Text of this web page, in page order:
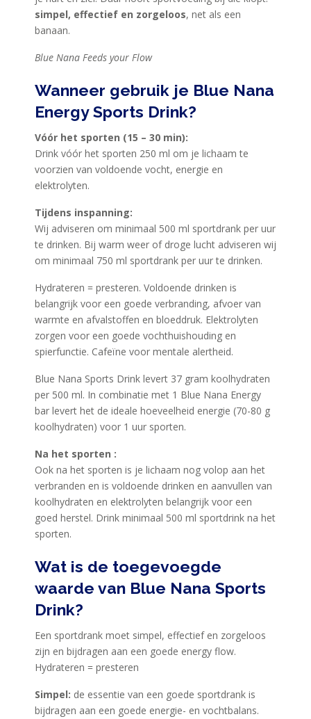
simpel, effectief en zorgeloos, net als een
banaan.
Blue Nana Feeds your Flow
Wanneer gebruik je Blue Nana
Energy Sports Drink?
Vóór het sporten (15 – 30 min):
Drink vóór het sporten 250 ml om je lichaam te
voorzien van voldoende vocht, energie en
elektrolyten.
Tijdens inspanning:
Wij adviseren om minimaal 500 ml sportdrank per uur
te drinken. Bij warm weer of droge lucht adviseren wij
om minimaal 750 ml sportdrank per uur te drinken.
Hydrateren = presteren. Voldoende drinken is
belangrijk voor een goede verbranding, afvoer van
warmte en afvalstoffen en bloeddruk. Elektrolyten
zorgen voor een goede vochthuishouding en
spierfunctie. Cafeïne voor mentale alertheid.
Blue Nana Sports Drink levert 37 gram koolhydraten
per 500 ml. In combinatie met 1 Blue Nana Energy
bar levert het de ideale hoeveelheid energie (70-80 g
koolhydraten) voor 1 uur sporten.
Na het sporten :
Ook na het sporten is je lichaam nog volop aan het
verbranden en is voldoende drinken en aanvullen van
koolhydraten en elektrolyten belangrijk voor een
goed herstel. Drink minimaal 500 ml sportdrink na het
sporten.
Wat is de toegevoegde
waarde van Blue Nana Sports
Drink?
Een sportdrank moet simpel, effectief en zorgeloos
zijn en bijdragen aan een goede energy flow.
Hydrateren = presteren
Simpel: de essentie van een goede sportdrank is
bijdragen aan een goede energie- en vochtbalans.